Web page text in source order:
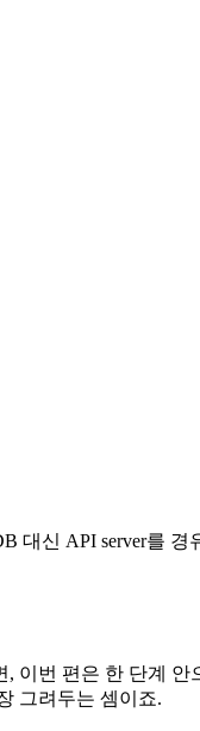
대신 API server를
, 이번 편은 한 단계
그려두는 셈이죠.